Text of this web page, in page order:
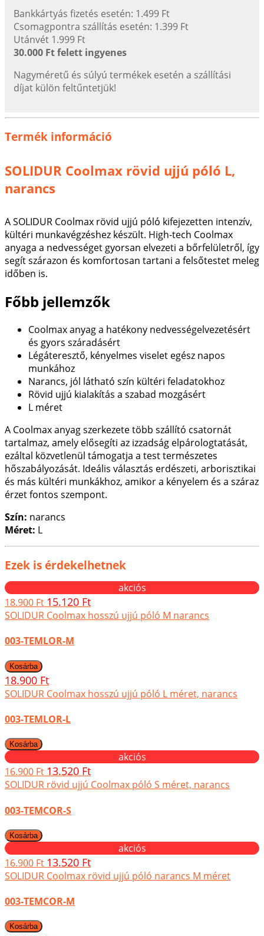
Bankkártyás fizetés esetén: 1.499 Ft
Csomagpontra szállítás esetén: 1.399 Ft
Utánvét 1.999 Ft
30.000 Ft felett ingyenes
Nagyméretű és súlyú termékek esetén a szállítási
díjat külön feltűntetjük!
Termék információ
SOLIDUR Coolmax rövid ujjú póló L,
narancs
A SOLIDUR Coolmax rövid ujjú póló kifejezetten intenzív,
kültéri munkavégzéshez készült. High-tech Coolmax
anyaga a nedvességet gyorsan elvezeti a bőrfelületről, így
segít szárazon és komfortosan tartani a felsőtestet meleg
időben is.
Főbb jellemzők
Coolmax anyag a hatékony nedvességelvezetésért
és gyors száradásért
Légáteresztő, kényelmes viselet egész napos
munkához
Narancs, jól látható szín kültéri feladatokhoz
Rövid ujjú kialakítás a szabad mozgásért
L méret
A Coolmax anyag szerkezete több szállító csatornát
tartalmaz, amely elősegíti az izzadság elpárologtatását,
ezáltal közvetlenül támogatja a test természetes
hőszabályozását. Ideális választás erdészeti, arborisztikai
és más kültéri munkákhoz, amikor a kényelem és a száraz
érzet fontos szempont.
Szín: narancs
Méret: L
Ezek is érdekelhetnek
akciós
18.900 Ft 15.120 Ft
SOLIDUR Coolmax hosszú ujjú póló M narancs
003-TEMLOR-M
18.900 Ft
SOLIDUR Coolmax hosszú ujjú póló L méret, narancs
003-TEMLOR-L
akciós
16.900 Ft 13.520 Ft
SOLIDUR rövid ujjú Coolmax póló S méret, narancs
003-TEMCOR-S
akciós
16.900 Ft 13.520 Ft
SOLIDUR Coolmax rövid ujjú póló narancs M méret
003-TEMCOR-M